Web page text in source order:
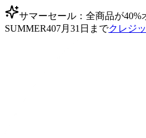
サマーセール：全商品が40%
SUMMER407月31日までクレジ